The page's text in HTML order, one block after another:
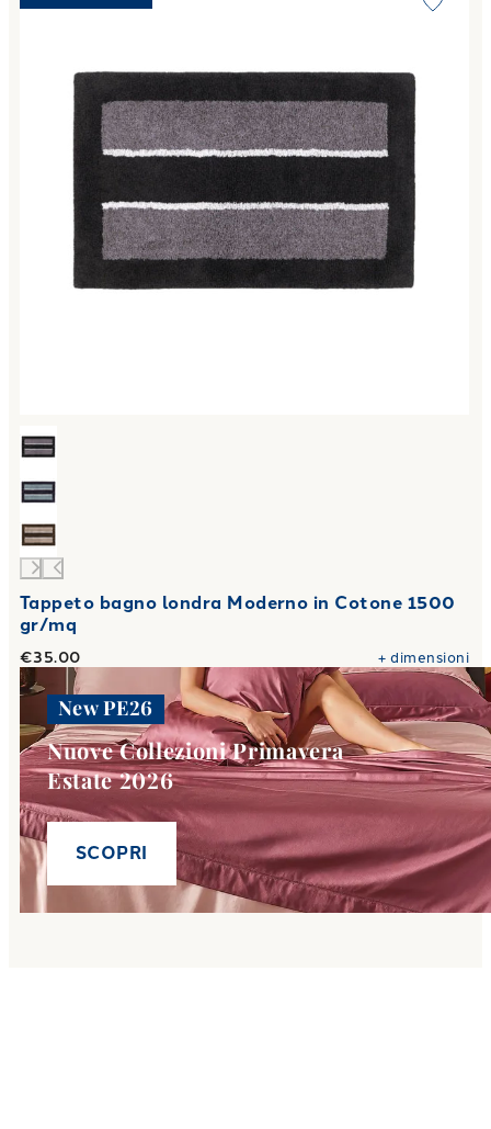
Tappeto bagno londra Moderno in Cotone 1500
gr/mq
€35.00 +dimensioni
New PE26
Nuove Collezioni Primavera
Estate 2026
SCOPRI